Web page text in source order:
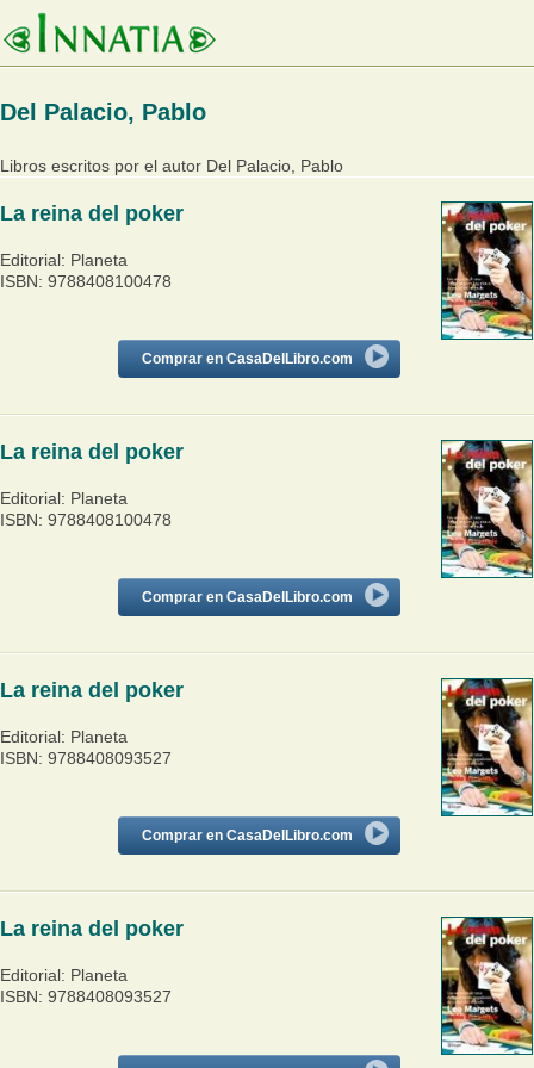
Del Palacio, Pablo
Libros escritos por el autor Del Palacio, Pablo
La reina del poker
Editorial: Planeta
ISBN: 9788408100478
Comprar en CasaDelLibro.com
La reina del poker
Editorial: Planeta
ISBN: 9788408100478
Comprar en CasaDelLibro.com
La reina del poker
Editorial: Planeta
ISBN: 9788408093527
Comprar en CasaDelLibro.com
La reina del poker
Editorial: Planeta
ISBN: 9788408093527